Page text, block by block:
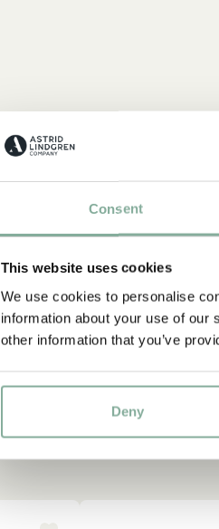
Consent
This website uses cookies
We use cookies to personalise
information about your use of our
other information that you’ve
Deny